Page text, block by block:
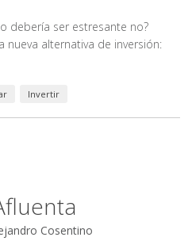
debería ser estresante no?
nueva alternativa de inversión:
Invertir
Cosentino